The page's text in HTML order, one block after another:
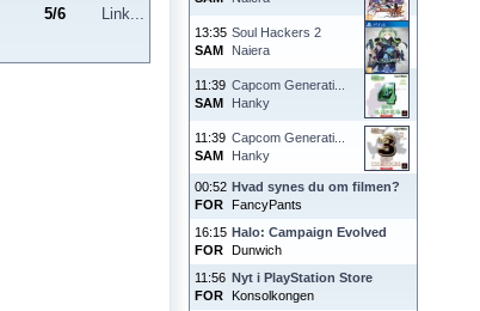
13:35
SAM
Soul Hackers 2
Naiera
11:39
SAM
Capcom Generati...
Hanky
11:39
SAM
Capcom Generati...
Hanky
00:52
FOR
Hvad synes du om filmen?
FancyPants
16:15
FOR
Halo: Campaign Evolved
Dunwich
11:56
FOR
Nyt i PlayStation Store
Konsolkongen
5/6 Link...